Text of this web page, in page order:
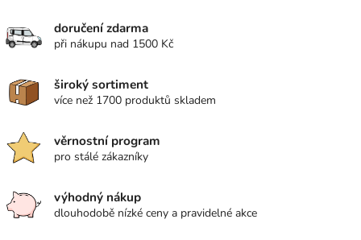
doručení zdarma
při nákupu nad 1500 Kč
široký sortiment
více než 1700 produktů skladem
věrnostní program
pro stálé zákazníky
výhodný nákup
dlouhodobě nízké ceny a pravidelné akce